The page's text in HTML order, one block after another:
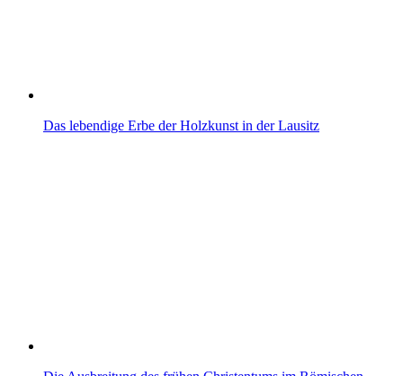
Das lebendige Erbe der Holzkunst in der Lausitz